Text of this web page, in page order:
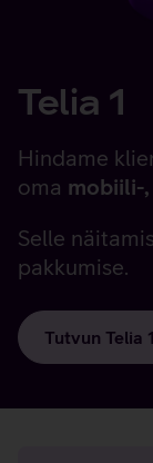
Telia 1
Hindame
oma mobiili-
Selle
pakkumise.
Tutvun Telia